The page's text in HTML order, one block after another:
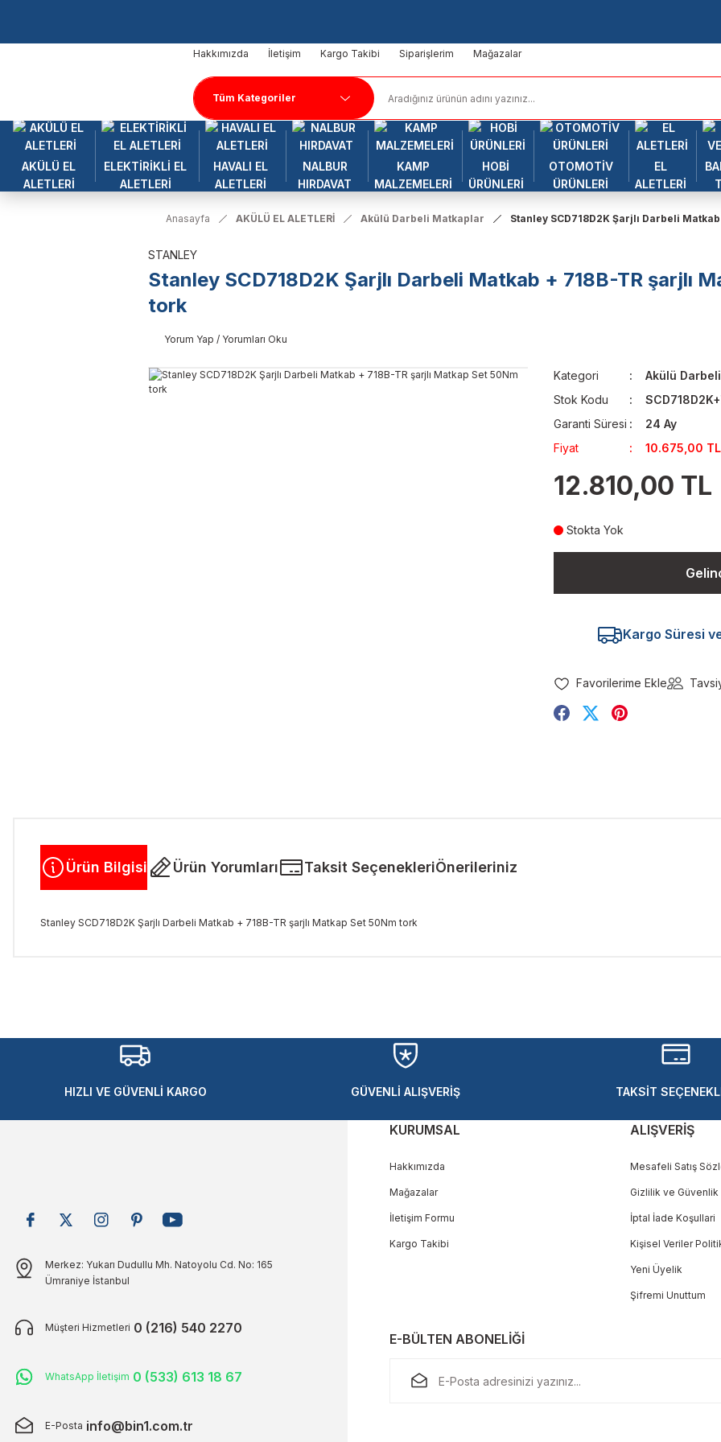
Hakkımızda İletişim Kargo Takibi Siparişlerim Mağazalar
AKÜLÜ EL
ALETLERİ
ELEKTİRİKLİ EL
ALETLERİ
HAVALI EL
ALETLERİ
NALBUR
HIRDAVAT
KAMP
MALZEMELERİ
HOBİ
ÜRÜNLERİ
OTOMOTİV
ÜRÜNLERİ
EL
ALETLERİ
Anasayfa AKÜLÜ EL ALETLERİ Akülü Darbeli Matkaplar Stanley SCD718D2K Şarjlı Darbeli
STANLEY
Stanley SCD718D2K Şarjlı Darbeli Matkab + 718B-TR şarjlı
tork
Yorum Yap / Yorumları Oku
Kategori
Akülü
Stok Kodu
Garanti Süresi
24 Ay
Fiyat
10.675,00
12.810,00 TL
Stokta Yok
Kargo Süresi
Ürün Bilgisi Ürün Yorumları Taksit SeçenekleriÖnerileriniz
Stanley SCD718D2K Şarjlı Darbeli Matkab + 718B-TR şarjlı Matkap Set 50Nm tork
Yorum Yaz
Ürün açıklamasında eksik bilgiler bulunuyor.
Ürün bilgilerinde hatalar bulunuyor.
Ürün fiyatı diğer sitelerden daha pahalı.
HIZLI VE GÜVENLİ KARGO GÜVENLİ ALIŞVERİŞ TAKSİT
Merkez: Yukarı Dudullu Mh. Natoyolu Cd. No: 165
Ümraniye İstanbul
Müşteri Hizmetleri 0 (216) 540 2270
WhatsApp İletişim 0 (533) 613 18 67
E-Posta info@bin1.com.tr
KURUMSAL
Hakkımızda
Mağazalar
İletişim Formu
Kargo Takibi
ALIŞVERİŞ
Mesafeli Satış
Gizlilik ve Güvenlik
İptal İade Koşullari
Kişisel Veriler
Yeni Üyelik
Şifremi Unuttum
E-BÜLTEN ABONELİĞİ